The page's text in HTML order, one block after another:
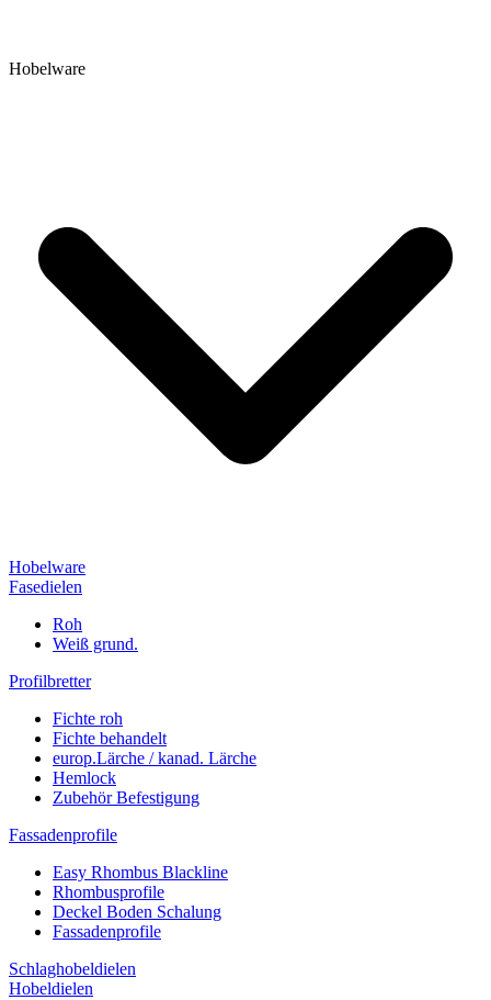
Hobelware
Hobelware
Fasedielen
Roh
Weiß grund.
Profilbretter
Fichte roh
Fichte behandelt
europ.Lärche / kanad. Lärche
Hemlock
Zubehör Befestigung
Fassadenprofile
Easy Rhombus Blackline
Rhombusprofile
Deckel Boden Schalung
Fassadenprofile
Schlaghobeldielen
Hobeldielen